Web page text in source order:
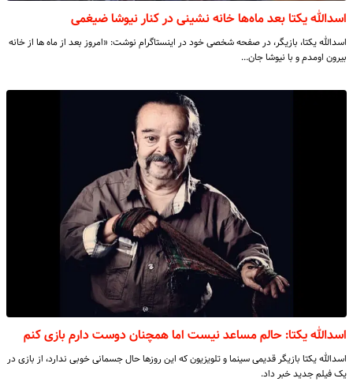
اسدالله یکتا بعد ماه‌ها خانه نشینی در کنار نیوشا ضیغمی
اسدالله یکتا، بازیگر، در صفحه شخصی خود در اینستاگرام نوشت: «امروز بعد از ماه ها از خانه
بیرون اومدم و با نیوشا جان…
اسدالله یکتا: حالم مساعد نیست اما همچنان دوست دارم بازی کنم
اسدالله یکتا بازیگر قدیمی سینما و تلویزیون که این روزها حال جسمانی خوبی ندارد، از بازی در
یک فیلم جدید خبر داد.